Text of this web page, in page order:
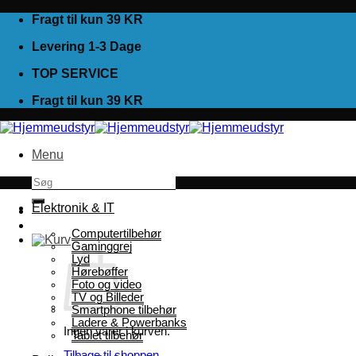
Fortsæt
indhold
Fragt til kun 39 KR
Levering 1-3 Dage
TOP SERVICE
Fragt til kun 39 KR
Menu
Søg
Ingen varer i kurven.
Elektronik & IT
Computertilbehør
Gaminggrej
Lyd
Hørebøffer
Foto og video
TV og Billeder
Smartphone tilbehør
Ladere & Powerbanks
Tablet tilbehør